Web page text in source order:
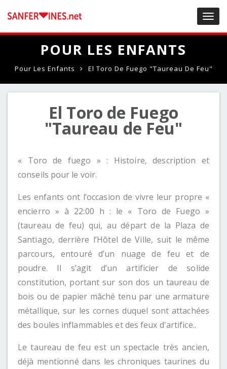
POUR LES ENFANTS
Pour Les Enfants El Toro De Fuego "Taureau De Feu"
El Toro de Fuego
"Taureau de Feu"
« Toro de fuego » : Histoire, description et
conseils pour le voir.
Les enfants ont l’occasion de vivre leur propre «
encierro » à 22:00 h : le « Toro de Fuego »
(taureau de feu) qui, au départ de la Plaza de
Santiago, derrière l’Hôtel de Ville, suit le même
parcours, entouré d’un nuage de feu et de
poudre. Il s’agit d’un artificier de solide
constitution, portant sur son dos un taureau de
bois ou de papier mâché tenu par une armature
métallique, sur les cornes duquel sont attachées
des boules inflammables et des feux d'artifice..
Le taureau de feu est un spectacle très ancien,
déjà mentionné dans les chroniques taurines du